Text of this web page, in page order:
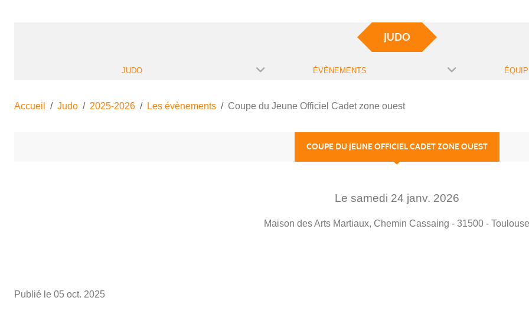
JUDO
JUDO ÉVÈNEMENTS
Accueil Judo 2025-2026 Les évènements Coupe du Jeune Officiel Cadet zone ouest
COUPE DU JEUNE OFFICIEL CADET ZONE OUEST
Le samedi 24 janv. 2026
Maison des Arts Martiaux, Chemin Cassaing - 31500 - Toulouse
Publié le 05 oct. 2025